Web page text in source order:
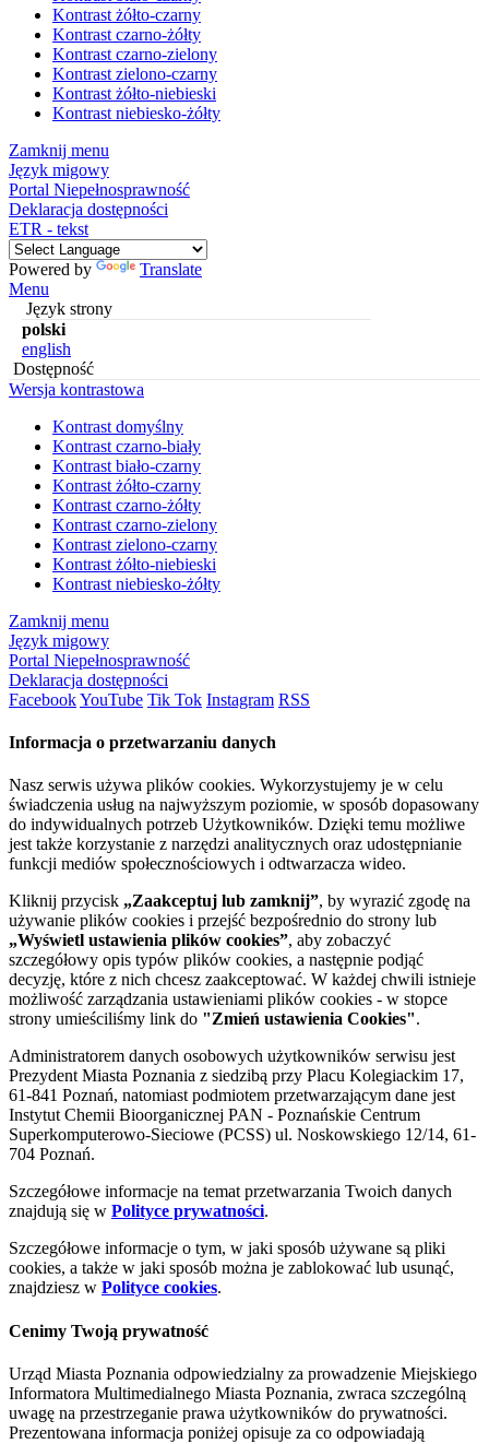
Kontrast żółto-czarny
Kontrast czarno-żółty
Kontrast czarno-zielony
Kontrast zielono-czarny
Kontrast żółto-niebieski
Kontrast niebiesko-żółty
Zamknij menu
Język migowy
Portal Niepełnosprawność
Deklaracja dostępności
ETR - tekst
Powered by
Translate
Menu
Język strony
polski
english
Dostępność
Wersja kontrastowa
Kontrast domyślny
Kontrast czarno-biały
Kontrast biało-czarny
Kontrast żółto-czarny
Kontrast czarno-żółty
Kontrast czarno-zielony
Kontrast zielono-czarny
Kontrast żółto-niebieski
Kontrast niebiesko-żółty
Zamknij menu
Język migowy
Portal Niepełnosprawność
Deklaracja dostępności
FacebookYouTube Tik Tok Instagram RSS
Informacja o przetwarzaniu danych
Nasz serwis używa plików cookies. Wykorzystujemy je w celu
świadczenia usług na najwyższym poziomie, w sposób dopasowany
do indywidualnych potrzeb Użytkowników. Dzięki temu możliwe
jest także korzystanie z narzędzi analitycznych oraz udostępnianie
funkcji mediów społecznościowych i odtwarzacza wideo.
Kliknij przycisk „Zaakceptuj lub zamknij”, by wyrazić zgodę na
używanie plików cookies i przejść bezpośrednio do strony lub
„Wyświetl ustawienia plików cookies”, aby zobaczyć
szczegółowy opis typów plików cookies, a następnie podjąć
decyzję, które z nich chcesz zaakceptować. W każdej chwili istnieje
możliwość zarządzania ustawieniami plików cookies - w stopce
strony umieściliśmy link do "Zmień ustawienia Cookies".
Administratorem danych osobowych użytkowników serwisu jest
Prezydent Miasta Poznania z siedzibą przy Placu Kolegiackim 17,
61-841 Poznań, natomiast podmiotem przetwarzającym dane jest
Instytut Chemii Bioorganicznej PAN - Poznańskie Centrum
Superkomputerowo-Sieciowe (PCSS) ul. Noskowskiego 12/14, 61-
704 Poznań.
Szczegółowe informacje na temat przetwarzania Twoich danych
znajdują się w Polityce prywatności.
Szczegółowe informacje o tym, w jaki sposób używane są pliki
cookies, a także w jaki sposób można je zablokować lub usunąć,
znajdziesz w Polityce cookies.
Cenimy Twoją prywatność
Urząd Miasta Poznania odpowiedzialny za prowadzenie Miejskiego
Informatora Multimedialnego Miasta Poznania, zwraca szczególną
uwagę na przestrzeganie prawa użytkowników do prywatności.
Prezentowana informacja poniżej opisuje za co odpowiadają